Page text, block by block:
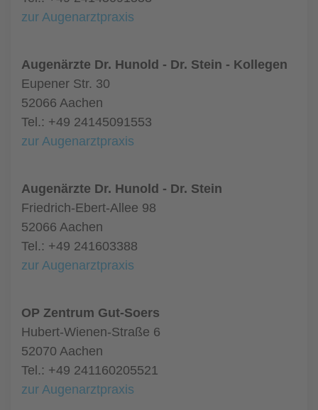
zur Augenarztpraxis
Augenärzte Dr. Hunold - Dr. Stein - Kollegen
Eupener Str. 30
52066 Aachen
Tel.: +49 24145091553
zur Augenarztpraxis
Augenärzte Dr. Hunold - Dr. Stein
Friedrich-Ebert-Allee 98
52066 Aachen
Tel.: +49 241603388
zur Augenarztpraxis
OP Zentrum Gut-Soers
Hubert-Wienen-Straße 6
52070 Aachen
Tel.: +49 241160205521
zur Augenarztpraxis